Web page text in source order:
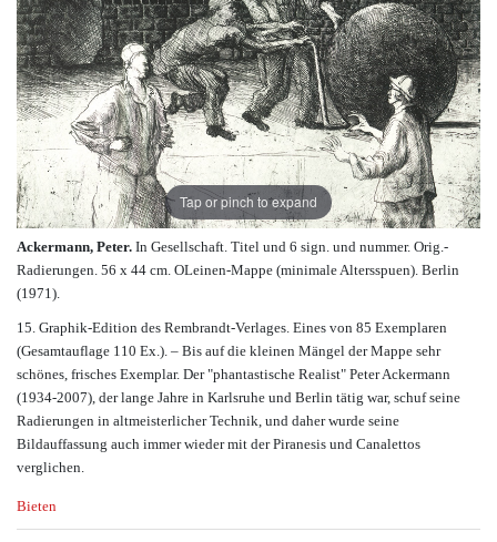
Tap or pinch to expand
Ackermann, Peter. In Gesellschaft. Titel und 6 sign. und nummer. Orig.-
Radierungen. 56 x 44 cm. OLeinen-Mappe (minimale Altersspuen). Berlin
(1971).
15. Graphik-Edition des Rembrandt-Verlages. Eines von 85 Exemplaren
(Gesamtauflage 110 Ex.). – Bis auf die kleinen Mängel der Mappe sehr
schönes, frisches Exemplar. Der "phantastische Realist" Peter Ackermann
(1934-2007), der lange Jahre in Karlsruhe und Berlin tätig war, schuf seine
Radierungen in altmeisterlicher Technik, und daher wurde seine
Bildauffassung auch immer wieder mit der Piranesis und Canalettos
verglichen.
Bieten